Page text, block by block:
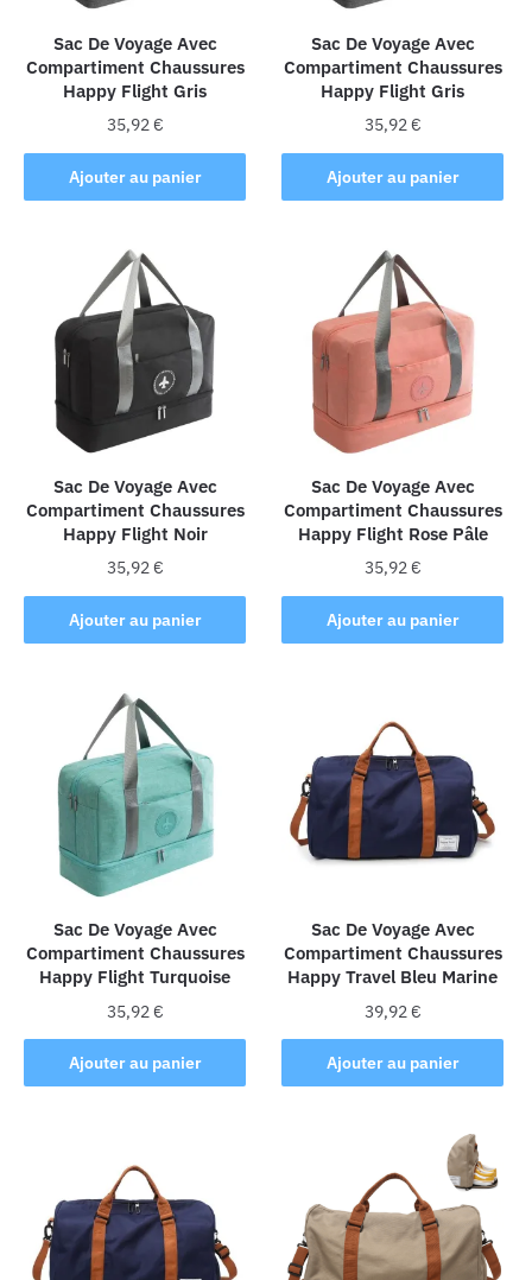
Sac De Voyage Avec
Compartiment Chaussures
Happy Flight Gris
35,92€
Ajouter au panier
Sac De Voyage Avec
Compartiment Chaussures
Happy Flight Gris
35,92€
Ajouter au panier
Sac De Voyage Avec
Compartiment Chaussures
Happy Flight Noir
35,92€
Ajouter au panier
Sac De Voyage Avec
Compartiment Chaussures
Happy Flight Rose Pâle
35,92€
Ajouter au panier
Sac De Voyage Avec
Compartiment Chaussures
Happy Flight Turquoise
35,92 €
Ajouter au panier
Sac De Voyage Avec
Compartiment Chaussures
Happy Travel Bleu Marine
39,92 €
Ajouter au panier